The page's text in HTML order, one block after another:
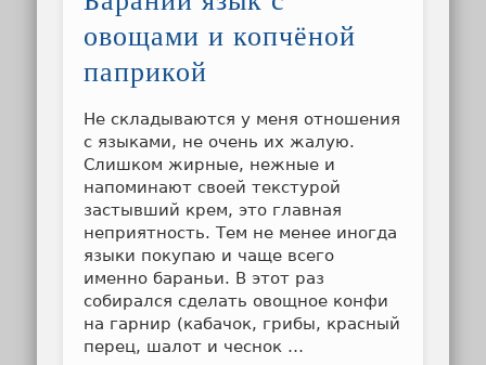
овощами и копчёной
паприкой
Не складываются у меня отношения
с языками, не очень их жалую.
Слишком жирные, нежные и
напоминают своей текстурой
застывший крем, это главная
неприятность. Тем не менее иногда
языки покупаю и чаще всего
именно бараньи. В этот раз
собирался сделать овощное конфи
на гарнир (кабачок, грибы, красный
перец, шалот и чеснок …